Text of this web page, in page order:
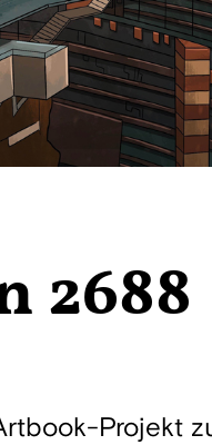
2688
Projekt